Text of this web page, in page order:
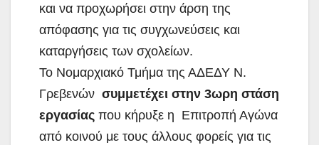
και να προχωρήσει στην άρση της
απόφασης για τις συγχωνεύσεις και
καταργήσεις των σχολείων.
Το Νομαρχιακό Τμήμα της ΑΔΕΔΥ Ν.
Γρεβενών συμμετέχει στην 3ωρη στάση
εργασίας που κήρυξε η Επιτροπή Αγώνα
από κοινού με τους άλλους φορείς για τις